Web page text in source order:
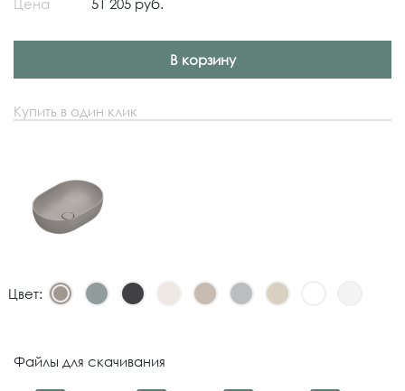
Цена
51 205 руб.
В корзину
Купить в один клик
Цвет:
Файлы для скачивания